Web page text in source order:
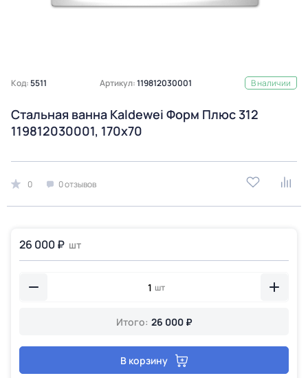
Код:5511 Артикул:119812030001 В наличии
Стальная ванна Kaldewei Форм Плюс 312
119812030001, 170х70
0 0 отзывов
26 000 ₽ шт
шт
Итого: 26 000 ₽
В корзину